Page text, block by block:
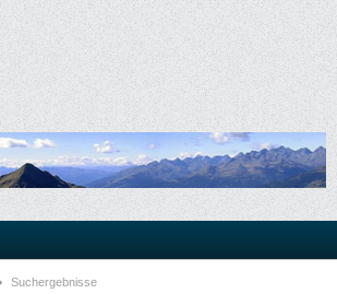
Suchergebnisse